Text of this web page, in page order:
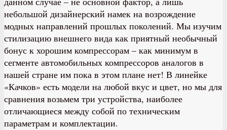
небольшой дизайнерский намек на возрождение
модных направлений прошлых поколений. Мы изучим
стилизацию внешнего вида как приятный необычный
бонус к хорошим компрессорам – как минимум в
сегменте автомобильных компрессоров аналогов в
нашей стране им пока в этом плане нет! В линейке
«Качков» есть модели на любой вкус и цвет, но мы для
сравнения возьмем три устройства, наиболее
отличающиеся между собой по техническим
параметрам и комплектации.